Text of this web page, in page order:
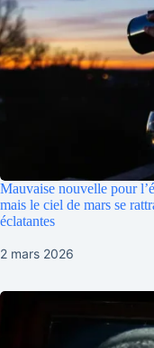
Mauvaise nouvelle pour
mais le ciel de mars se
éclatantes
2 mars 2026